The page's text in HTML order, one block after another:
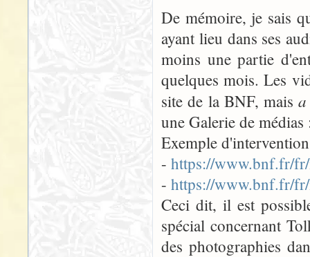
De mémoire, je sais
ayant lieu dans ses
moins une partie
quelques mois. Les
site de la BNF, mais
une Galerie de
Exemple
- https://www.bnf.fr/
- https://www.bnf.fr/
Ceci dit, il est
spécial concernant
des photographies